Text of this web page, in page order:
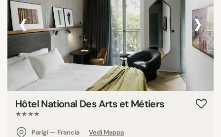
‹ ›
Hôtel National Des Arts et Métiers
★★★★
Parigi — Francia
Vedi Mappa